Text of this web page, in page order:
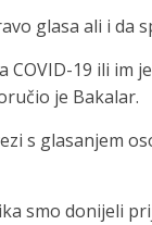
glasa ali i da
19 ili im
je Bakalar.
s glasanjem
smo donijeli